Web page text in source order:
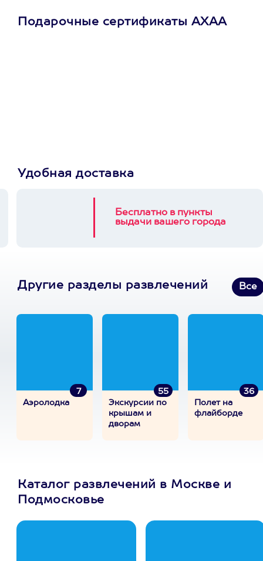
Подарочные сертификаты АХАА
Удобная доставка
Бесплатно в пункты
выдачи вашего города
Другие разделы развлечений Все
7
Аэролодка
55
Экскурсии по
крышам и
дворам
36
Полет на
флайборде
Каталог развлечений в Москве и
Подмосковье